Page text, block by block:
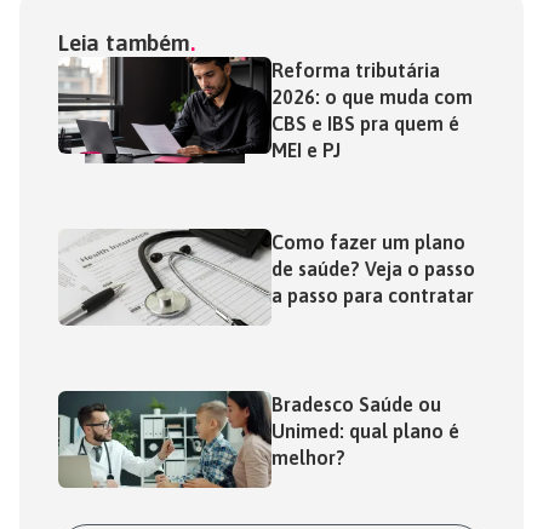
Leia também
Reforma tributária
2026: o que muda com
CBS e IBS pra quem é
MEI e PJ
Como fazer um plano
de saúde? Veja o passo
a passo para contratar
Bradesco Saúde ou
Unimed: qual plano é
melhor?